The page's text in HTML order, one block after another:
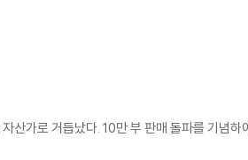
가로 거듭났다. 10만 부 판매 돌파를 기념하